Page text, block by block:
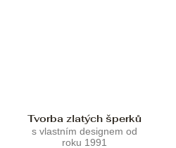
Tvorba zlatých šperků
s vlastním designem od
roku 1991